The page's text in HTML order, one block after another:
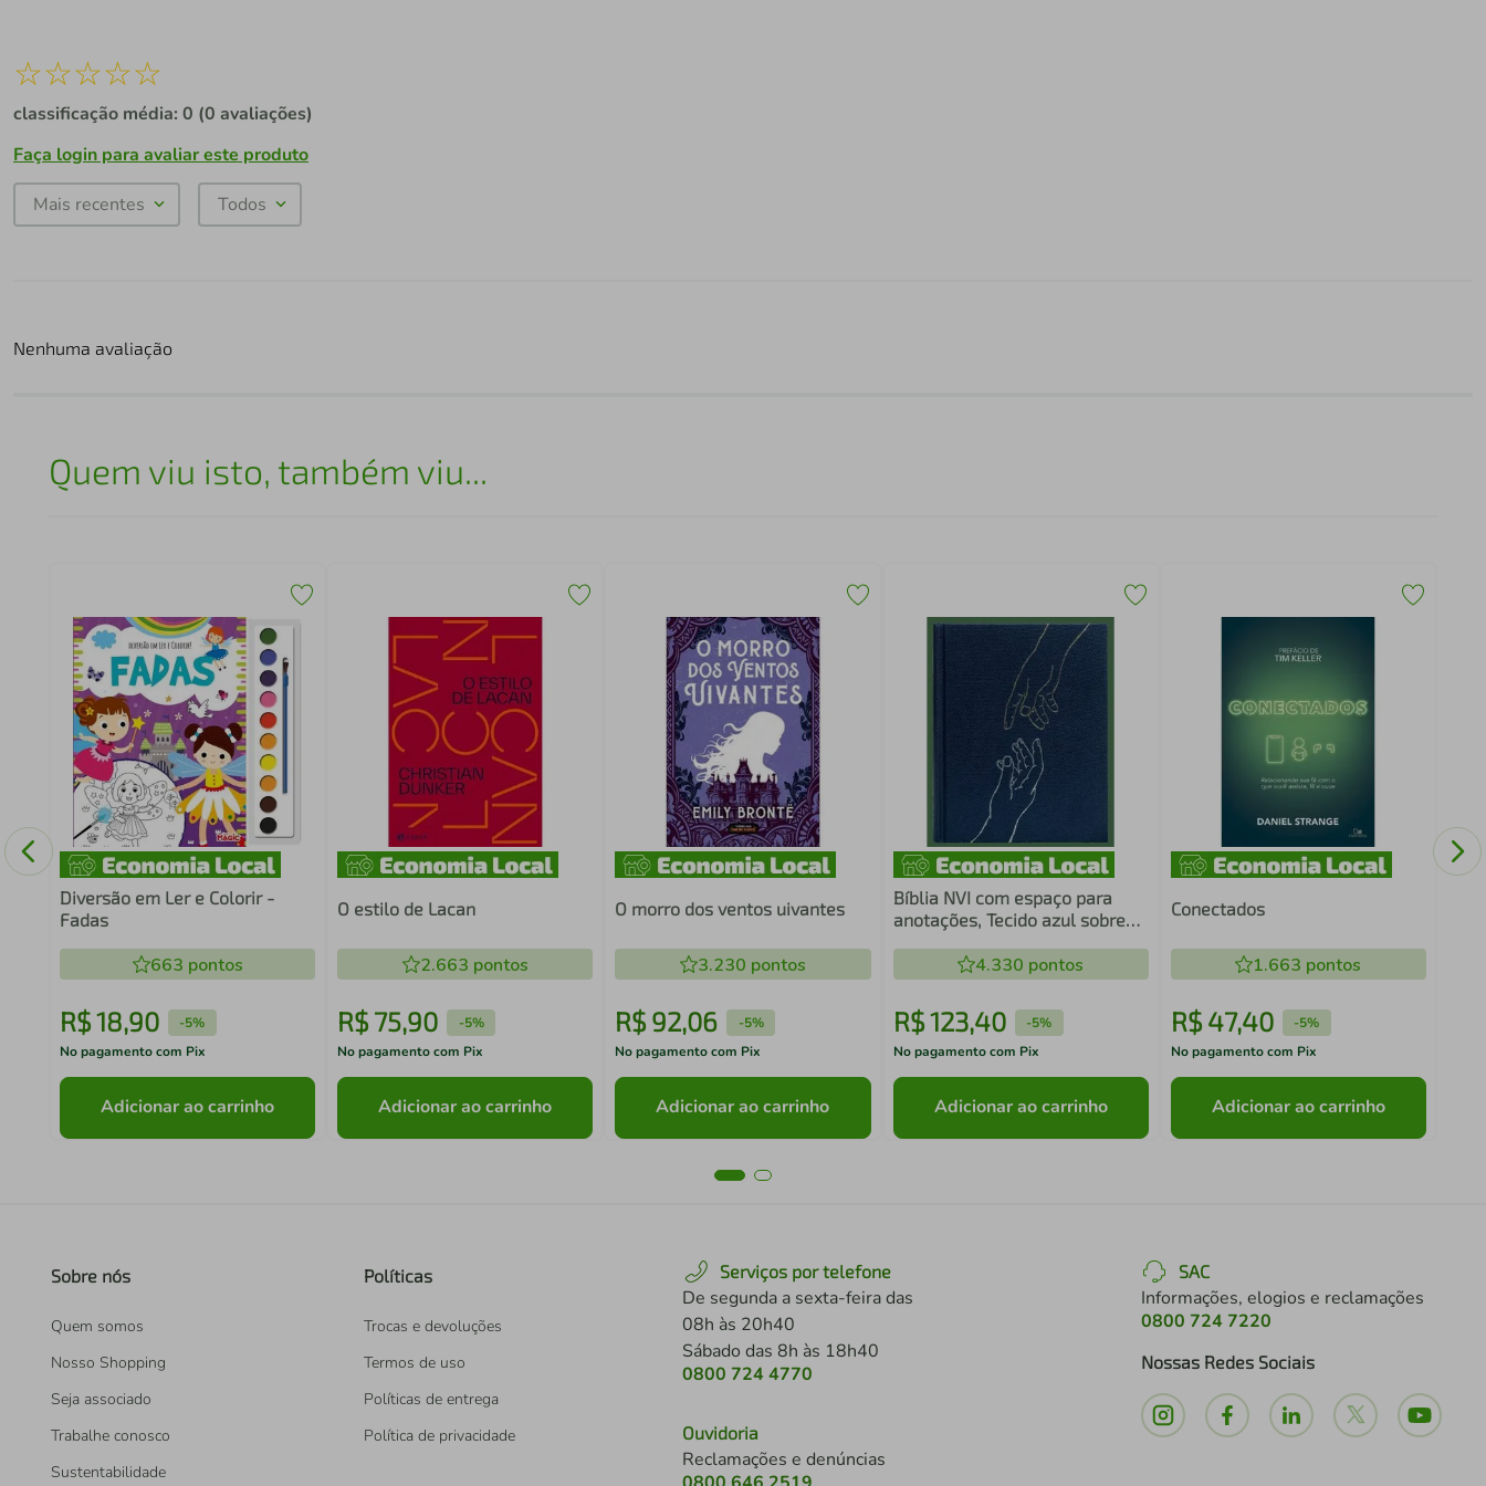
☆☆☆☆☆
classificação média: 0 (0 avaliações)
Faça login para avaliar este produto
Mais recentes Todos
Nenhuma avaliação
Quem viu isto, também viu...
Diversão em Ler e Colorir -
Fadas
663 pontos
R$18,90 -5%
No pagamento com Pix
Adicionar ao carrinho
O estilo de Lacan
2.663 pontos
R$ 75,90 -5%
No pagamento com Pix
Adicionar ao carrinho
O morro dos ventos uivantes
3.230 pontos
R$92,06 -5%
No pagamento com Pix
Adicionar ao carrinho
Bíblia NVI com espaço para
anotações, Tecido azul sobre
Mãos que oram
4.330 pontos
R$123,40 -5%
No pagamento com Pix
Adicionar ao carrinho
Conectados
1.663 pontos
R$ 47,40 -5%
No pagamento com Pix
Adicionar ao carrinho
Sobre nós
Quem somos
Nosso Shopping
Seja associado
Trabalhe conosco
Sustentabilidade
Políticas
Trocas e devoluções
Termos de uso
Políticas de entrega
Política de privacidade
Serviços por telefone
De segunda a sexta-feira das
08h às 20h40
Sábado das 8h às 18h40
0800 724 4770
Ouvidoria
Reclamações e denúncias
SAC
Informações, elogios e reclamações
0800 724 7220
Nossas Redes Sociais